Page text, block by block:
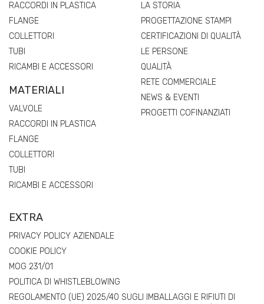
RACCORDI IN PLASTICA
FLANGE
COLLETTORI
TUBI
RICAMBI E ACCESSORI
MATERIALI
VALVOLE
RACCORDI IN PLASTICA
FLANGE
COLLETTORI
TUBI
RICAMBI E ACCESSORI
LA STORIA
PROGETTAZIONE STAMPI
CERTIFICAZIONI DI QUALITÀ
LE PERSONE
QUALITÀ
RETE COMMERCIALE
NEWS & EVENTI
PROGETTI COFINANZIATI
EXTRA
PRIVACY POLICY AZIENDALE
COOKIE POLICY
MOG 231/01
POLITICA DI WHISTLEBLOWING
REGOLAMENTO (UE) 2025/40 SUGLI IMBALLAGGI E RIFIUTI DI